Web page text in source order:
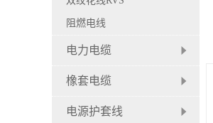
阻燃电线
电力电缆
橡套电缆
电源护套线